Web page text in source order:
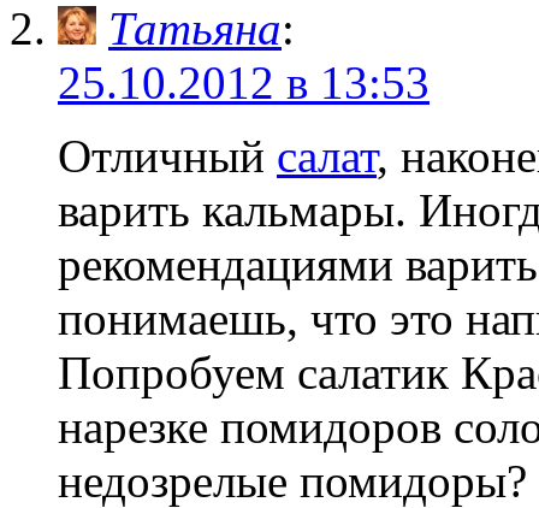
Татьяна:
25.10.2012 в 13:53
Отличный салат,
варить кальмары.
рекомендациями
понимаешь, что это
Попробуем салатик
нарезке помидоров
недозрелые помидоры?